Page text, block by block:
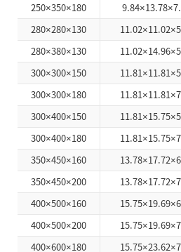
250×350×180
280×280×130
280×380×130
300×300×150
300×300×180
300×400×150
300×400×180
350×450×160
350×450×200
400×500×160
400×500×200
400×600×180